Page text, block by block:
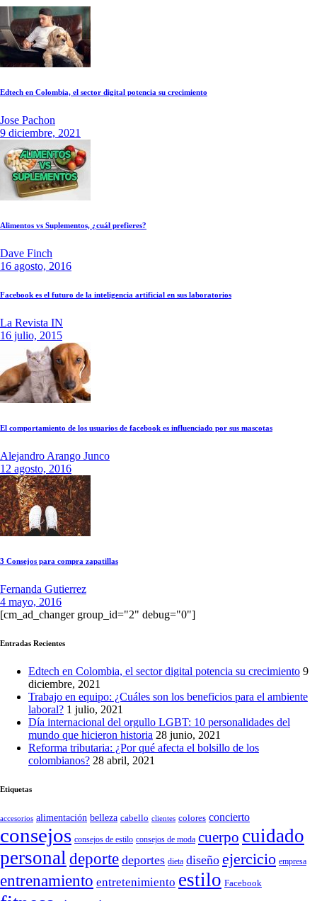
Edtech en Colombia, el sector digital potencia su crecimiento
Jose Pachon
9 diciembre, 2021
Alimentos vs Suplementos, ¿cuál prefieres?
Dave Finch
16 agosto, 2016
Facebook es el futuro de la inteligencia artificial en sus laboratorios
La Revista IN
16 julio, 2015
El comportamiento de los usuarios de facebook es influenciado por sus mascotas
Alejandro Arango Junco
12 agosto, 2016
3 Consejos para compra zapatillas
Fernanda Gutierrez
4 mayo, 2016
[cm_ad_changer group_id="2" debug="0"]
Entradas Recientes
Edtech en Colombia, el sector digital potencia su crecimiento 9
diciembre, 2021
Trabajo en equipo: ¿Cuáles son los beneficios para el ambiente
laboral? 1 julio, 2021
Día internacional del orgullo LGBT: 10 personalidades del
mundo que hicieron historia 28 junio, 2021
Reforma tributaria: ¿Por qué afecta el bolsillo de los
colombianos? 28 abril, 2021
Etiquetas
accesorios alimentación belleza cabello clientes colores concierto
consejos consejos de estilo consejos de moda cuerpo cuidado
personal deporte deportes dieta diseño ejercicio empresa
entrenamiento entretenimiento estilo Facebook